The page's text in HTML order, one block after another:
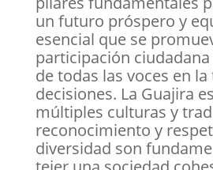
un futuro próspero y
esencial que se
participación
de todas las voces en
decisiones. La Guajira
múltiples culturas y
reconocimiento y
diversidad son